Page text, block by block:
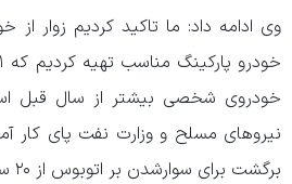
خودروی شخصی بیشتر از سال قبل
نیروهای مسلح و وزارت نفت پای کار